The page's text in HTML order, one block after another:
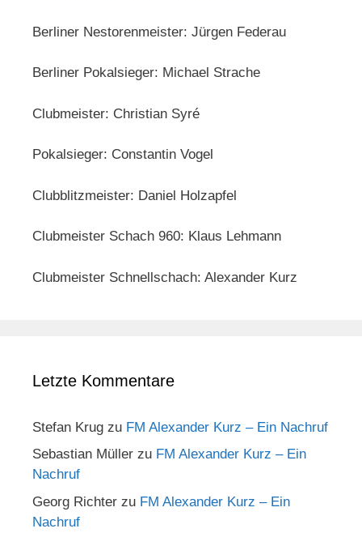
Berliner Nestorenmeister: Jürgen Federau
Berliner Pokalsieger: Michael Strache
Clubmeister: Christian Syré
Pokalsieger: Constantin Vogel
Clubblitzmeister: Daniel Holzapfel
Clubmeister Schach 960: Klaus Lehmann
Clubmeister Schnellschach: Alexander Kurz
Letzte Kommentare
Stefan Krug zu FM Alexander Kurz – Ein Nachruf
Sebastian Müller zu FM Alexander Kurz – Ein
Nachruf
Georg Richter zu FM Alexander Kurz – Ein
Nachruf